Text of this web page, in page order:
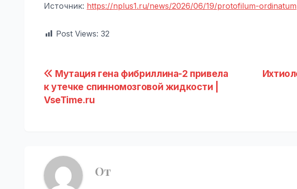
Источник: https://nplus1.ru/news/2026/06/19/protofilum-ordinatum
Post Views: 32
Навигация
по
Мутация гена фибриллина-2 привела
к утечке спинномозговой жидкости |
VseTime.ru
От